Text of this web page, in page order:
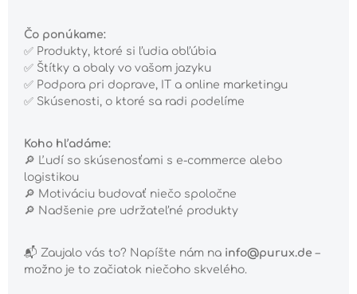
Čo ponúkame:
✅ Produkty, ktoré si ľudia obľúbia
✅ Štítky a obaly vo vašom jazyku
✅ Podpora pri doprave, IT a online marketingu
✅ Skúsenosti, o ktoré sa radi podelíme
Koho hľadáme:
🔎 Ľudí so skúsenosťami s e-commerce alebo
logistikou
🔎 Motiváciu budovať niečo spoločne
🔎 Nadšenie pre udržateľné produkty
📬 Zaujalo vás to? Napíšte nám na info@purux.de –
možno je to začiatok niečoho skvelého.